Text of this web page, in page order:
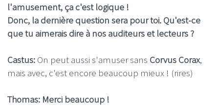
l'amusement, ça c'est logique !
Donc, la dernière question sera pour toi. Qu'est-ce
que tu aimerais dire à nos auditeurs et lecteurs ?
Castus: On peut aussi s'amuser sans Corvus Corax,
mais avec, c'est encore beaucoup mieux ! (rires)
Thomas: Merci beaucoup !